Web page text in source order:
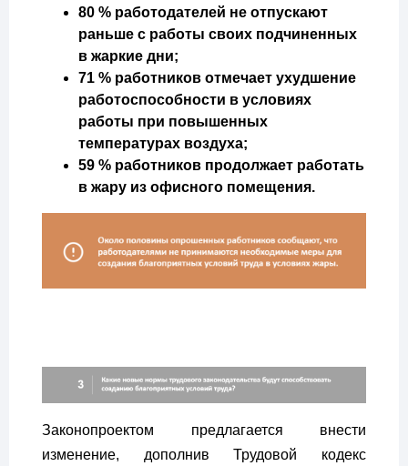
80 % работодателей не отпускают
раньше с работы своих подчиненных
в жаркие дни;
71 % работников отмечает ухудшение
работоспособности в условиях
работы при повышенных
температурах воздуха;
59 % работников продолжает работать
в жару из офисного помещения.
Законопроектом предлагается внести
изменение, дополнив Трудовой кодекс